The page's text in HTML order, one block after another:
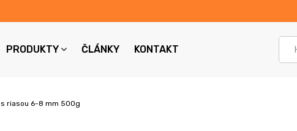
PRODUKTY ČLÁNKY KONTAKT
riasou 6-8 mm 500g